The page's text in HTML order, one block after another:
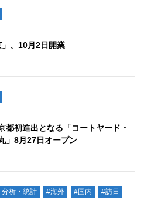
」、10月2日開業
都初進出となる「コートヤード・
」8月27日オープン
析・統計 #海外 #国内
#訪日